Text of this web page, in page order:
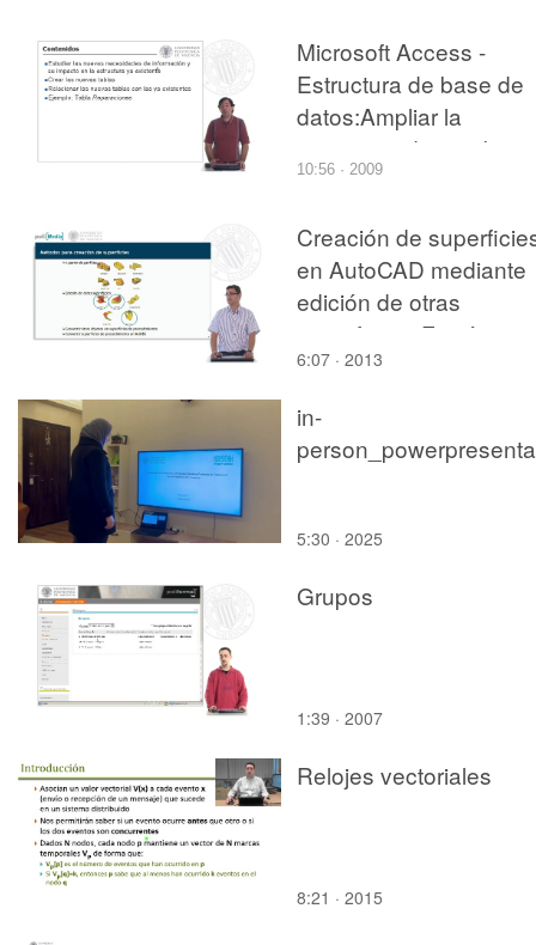
Microsoft Access -
Estructura de base de
datos:Ampliar la
estructura de una base
de datos
10:56 · 2009
Creación de
en AutoCAD mediante
edición de otras
superficies: Fusión,
parche y defase
6:07 · 2013
in-
5:30 · 2025
Grupos
1:39 · 2007
Relojes vectoriales
8:21 · 2015